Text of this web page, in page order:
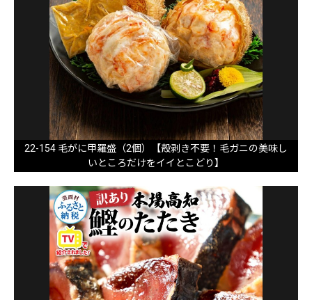
22-154 毛がに甲羅盛（2個）【殻剥き不要！毛ガニの美味し
いところだけをイイとこどり】